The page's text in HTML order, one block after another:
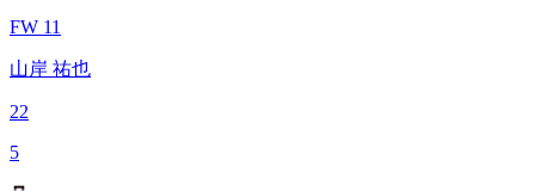
FW 11
山岸 祐也
22
5